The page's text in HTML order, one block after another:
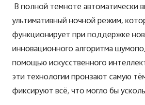
В полной темноте автоматически
ультимативный ночной режим,
функционирует при поддержке
инновационного алгоритма
помощью искусственного
эти технологии пронзают самую
фиксируют всё, что могло бы